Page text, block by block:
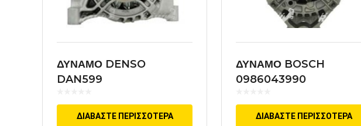
ΔΥΝΑΜΟ DENSO
DAN599
ΔΙΑΒΆΣΤΕ ΠΕΡΙΣΣΌΤΕΡΑ
ΔΥΝΑΜΟ BOSCH
0986043990
ΔΙΑΒΆΣΤΕ ΠΕΡΙΣΣΌΤΕΡΑ